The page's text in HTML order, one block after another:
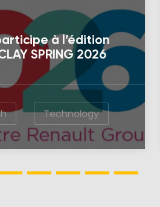
à l’édition
SPRING 2026
Technology